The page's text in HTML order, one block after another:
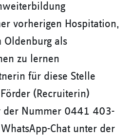
vorherigen Hospitation,
Oldenburg als
zu lernen
für diese Stelle
(Recruiterin)
der Nummer 0441 403-
Chat unter der